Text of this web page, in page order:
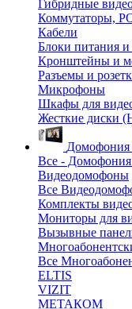
Гибридные
Коммутаторы,
Кабели
Блоки питания
Кронштейны и
Разъемы и
Микрофоны
Шкафы для
Жесткие диски
Домофония
Все - Домофония
Видеодомофоны
Все
Комплекты
Мониторы для
Вызывные
Все
ELTIS
VIZIT
МЕТАКОМ